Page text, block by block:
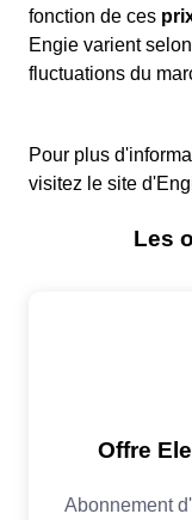
fonction de ces
Engie varient
fluctuations du
Pour plus
visitez le site